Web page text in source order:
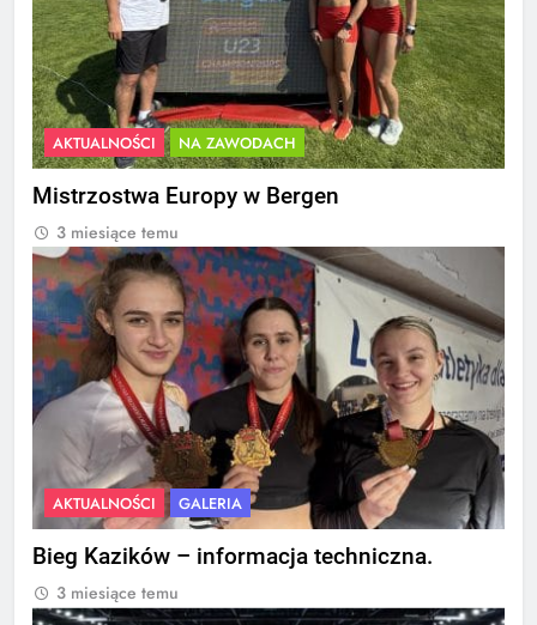
AKTUALNOŚCI NA ZAWODACH
Mistrzostwa Europy w Bergen
3 miesiące temu
AKTUALNOŚCI GALERIA
Bieg Kazików – informacja techniczna.
3 miesiące temu